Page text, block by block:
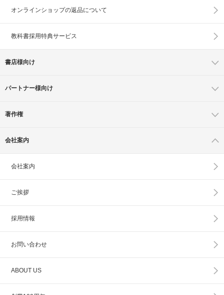
オンラインショップの返品について
教科書採用特典サービス
書店様向け
パートナー様向け
著作権
会社案内
会社案内
ご挨拶
採用情報
お問い合わせ
ABOUT US